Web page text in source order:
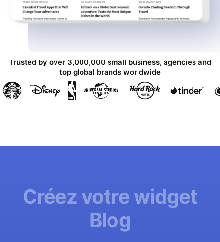
Trusted by over 3,000,000 small business, agencies and
top global brands worldwide
Créez votre widget
Blog